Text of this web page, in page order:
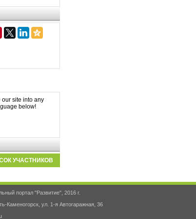
our site into any
below!
УЧАСТНИКОВ
портал "Развитие", 2016 г.
Каменогорск, ул. 1-я Автогаражная, 36